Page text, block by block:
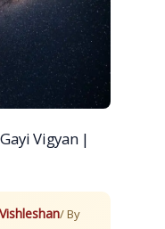
Vigyan |
/ By